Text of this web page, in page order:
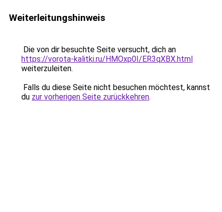
Weiterleitungshinweis
Die von dir besuchte Seite versucht, dich an
https://vorota-kalitki.ru/HMOxp0I/ER3qXBX.html
weiterzuleiten.
Falls du diese Seite nicht besuchen möchtest, kannst
du zur vorherigen Seite zurückkehren.